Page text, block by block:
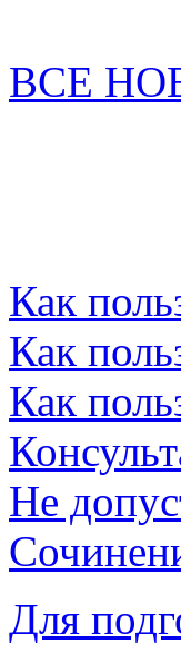
ВСЕ
Как
Как
Как
Не
Для